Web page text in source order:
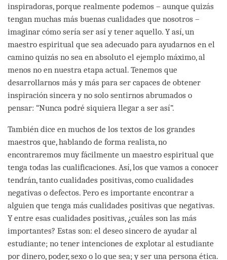
inspiradoras, porque realmente podemos – aunque quizás
tengan muchas más buenas cualidades que nosotros –
imaginar cómo sería ser así y tener aquello. Y así, un
maestro espiritual que sea adecuado para ayudarnos en el
camino quizás no sea en absoluto el ejemplo máximo, al
menos no en nuestra etapa actual. Tenemos que
desarrollarnos más y más para ser capaces de obtener
inspiración sincera y no solo sentirnos abrumados o
pensar: “Nunca podré siquiera llegar a ser así”.
También dice en muchos de los textos de los grandes
maestros que, hablando de forma realista, no
encontraremos muy fácilmente un maestro espiritual que
tenga todas las cualificaciones. Así, los que vamos a conocer
tendrán, tanto cualidades positivas, como cualidades
negativas o defectos. Pero es importante encontrar a
alguien que tenga más cualidades positivas que negativas.
Y entre esas cualidades positivas, ¿cuáles son las más
importantes? Estas son: el deseo sincero de ayudar al
estudiante; no tener intenciones de explotar al estudiante
por dinero, poder, sexo o lo que sea; y ser una persona ética.